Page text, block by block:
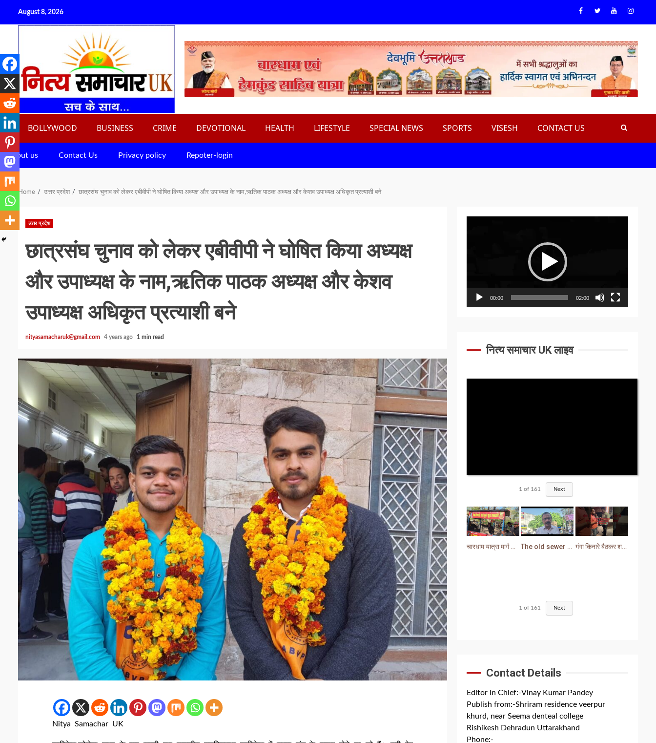
content
August 8, 2026 Facebook
TwiteerYoutube
BOLLYWOOD BUSINESS CRIME DEVOTIONAL HEALTH LIFESTYLE SPECIAL NEWS SPORTS VISESH CONTACT US
About us Contact Us Privacy policy Repoter-login
Home उत्तर प्रदेश छात्रसंघ चुनाव को लेकर एबीवीपी ने घोषित किया अध्यक्ष और उपाध्यक्ष के नाम,ऋतिक पाठक अध्यक्ष और केशव उपाध्यक्ष अधिकृत प्रत्याशी बने
उत्तर प्रदेश
छात्रसंघ चुनाव को लेकर एबीवीपी ने घोषित किया अध्यक्ष
और उपाध्यक्ष के नाम,ऋतिक पाठक अध्यक्ष और केशव
उपाध्यक्ष अधिकृत प्रत्याशी बने
nityasamacharuk@gmail.com 4 years ago 1 min read
Nitya Samachar UK
00:00 02:00
नित्य समाचार UK लाइव
1 of 161 Next
चारधाम यात्रा मार्ग से प्रशासन ने हटाया अतिक्रमण The old sewer line has become a problem for the people. Sewer water is entering people's houses. गंगा किनारे बैठकर शराब पीना युवक को पड़ा भारी लोगों ने सिखा दी मर्यादा
1 of 161 Next
Contact Details
Editor in Chief:-Vinay Kumar Pandey
Publish from:-Shriram residence veerpur
khurd, near Seema denteal college
Rishikesh Dehradun Uttarakhand
Phone:-